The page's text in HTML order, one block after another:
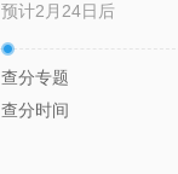
预计2月24日后
查分专题
查分时间